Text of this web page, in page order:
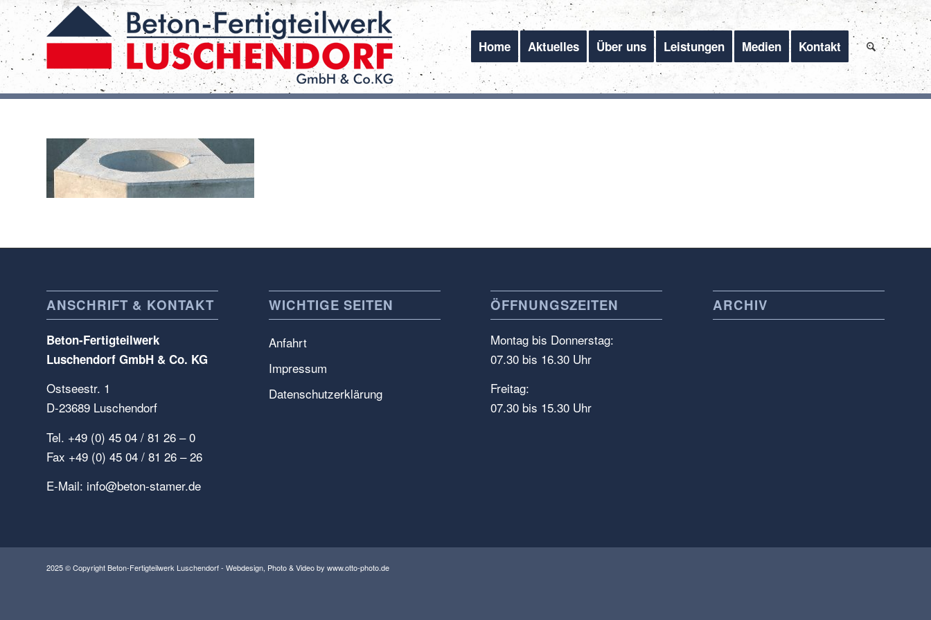
Home Aktuelles Über uns Leistungen Medien Kontakt
ANSCHRIFT & KONTAKT
Beton-Fertigteilwerk
Luschendorf GmbH & Co. KG
Ostseestr. 1
D-23689 Luschendorf
Tel. +49 (0) 45 04 / 81 26 – 0
Fax +49 (0) 45 04 / 81 26 – 26
E-Mail: info@beton-stamer.de
WICHTIGE SEITEN
Anfahrt
Impressum
Datenschutzerklärung
ÖFFNUNGSZEITEN
Montag bis Donnerstag:
07.30 bis 16.30 Uhr
Freitag:
07.30 bis 15.30 Uhr
ARCHIV
2025 © CopyrightBeton-Fertigteilwerk Luschendorf- Webdesign, Photo & Video by www.otto-photo.de